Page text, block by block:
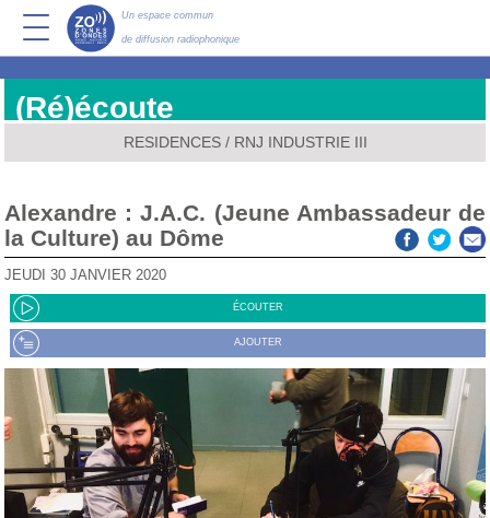
Un espace commun
de diffusion radiophonique
(Ré)écoute
RESIDENCES/ RNJ INDUSTRIE III
Alexandre : J.A.C. (Jeune Ambassadeur de
la Culture) au Dôme
JEUDI 30 JANVIER 2020
ÉCOUTER
AJOUTER